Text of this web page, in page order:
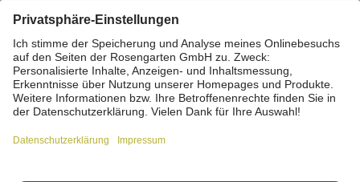
Impressum Datenschutz
Stiftung
Interne Meldestelle
Zahlungsmittel
Barrierefreiheitserklärung
Vertrag widerrufen